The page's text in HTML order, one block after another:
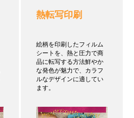
熱転写印刷
絵柄を印刷したフィルム
シートを、熱と圧力で商
品に転写する方法鮮やか
な発色が魅力で、カラフ
ルなデザインに適してい
ます。